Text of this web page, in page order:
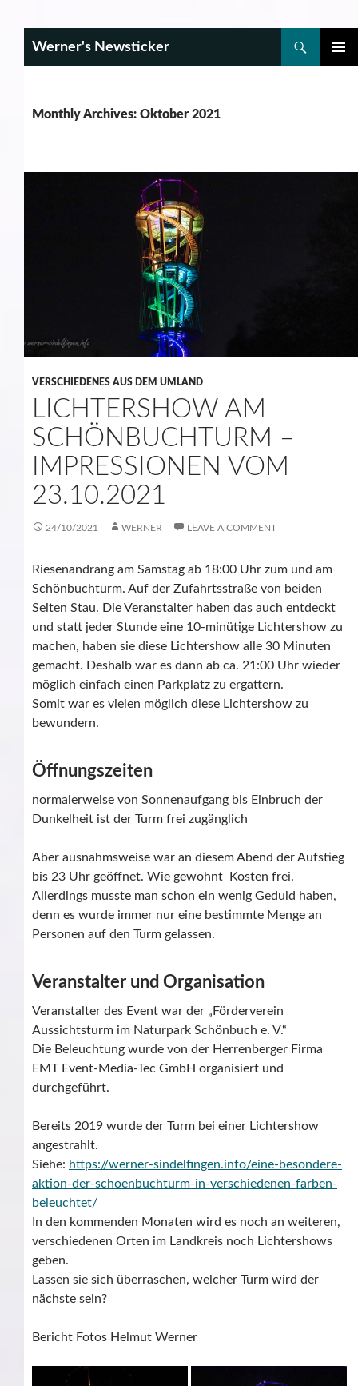
Werner's Newsticker
Monthly Archives: Oktober 2021
VERSCHIEDENES AUS DEM UMLAND
LICHTERSHOW AM
SCHÖNBUCHTURM –
IMPRESSIONEN VOM
23.10.2021
24/10/2021 WERNER LEAVE A COMMENT
Riesenandrang am Samstag ab 18:00 Uhr zum und am
Schönbuchturm. Auf der Zufahrtsstraße von beiden
Seiten Stau. Die Veranstalter haben das auch entdeckt
und statt jeder Stunde eine 10-minütige Lichtershow zu
machen, haben sie diese Lichtershow alle 30 Minuten
gemacht. Deshalb war es dann ab ca. 21:00 Uhr wieder
möglich einfach einen Parkplatz zu ergattern.
Somit war es vielen möglich diese Lichtershow zu
bewundern.
Öffnungszeiten
normalerweise von Sonnenaufgang bis Einbruch der
Dunkelheit ist der Turm frei zugänglich
Aber ausnahmsweise war an diesem Abend der Aufstieg
bis 23 Uhr geöffnet. Wie gewohnt Kosten frei.
Allerdings musste man schon ein wenig Geduld haben,
denn es wurde immer nur eine bestimmte Menge an
Personen auf den Turm gelassen.
Veranstalter und Organisation
Veranstalter des Event war der „Förderverein
Aussichtsturm im Naturpark Schönbuch e. V.“
Die Beleuchtung wurde von der Herrenberger Firma
EMT Event-Media-Tec GmbH organisiert und
durchgeführt.
Bereits 2019 wurde der Turm bei einer Lichtershow
angestrahlt.
Siehe: https://werner-sindelfingen.info/eine-besondere-
aktion-der-schoenbuchturm-in-verschiedenen-farben-
beleuchtet/
In den kommenden Monaten wird es noch an weiteren,
verschiedenen Orten im Landkreis noch Lichtershows
geben.
Lassen sie sich überraschen, welcher Turm wird der
nächste sein?
Bericht Fotos Helmut Werner